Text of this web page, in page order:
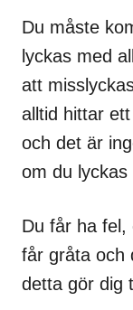
Du måste
lyckas med
att
alltid hittar
och det är
om du lyckas
Du får ha
får gråta och
detta gör dig